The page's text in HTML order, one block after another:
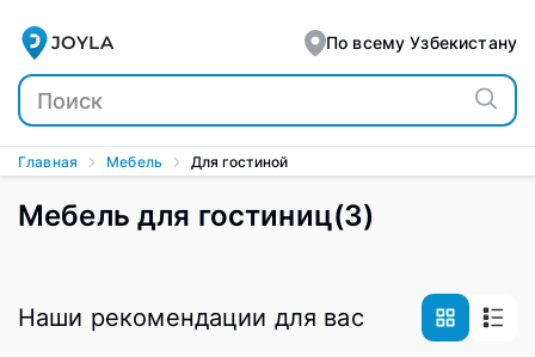
JOYLA По всему Узбекистану
Главная Мебель Для гостиной
Мебель для гостиниц(3)
Наши рекомендации для вас